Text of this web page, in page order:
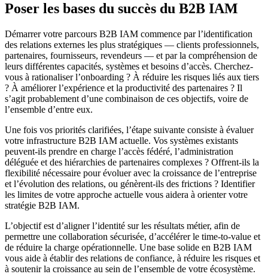
Poser les bases du succès du B2B IAM
Démarrer votre parcours B2B IAM commence par l’identification
des relations externes les plus stratégiques — clients professionnels,
partenaires, fournisseurs, revendeurs — et par la compréhension de
leurs différentes capacités, systèmes et besoins d’accès. Cherchez-
vous à rationaliser l’onboarding ? À réduire les risques liés aux tiers
? À améliorer l’expérience et la productivité des partenaires ? Il
s’agit probablement d’une combinaison de ces objectifs, voire de
l’ensemble d’entre eux.
Une fois vos priorités clarifiées, l’étape suivante consiste à évaluer
votre infrastructure B2B IAM actuelle. Vos systèmes existants
peuvent-ils prendre en charge l’accès fédéré, l’administration
déléguée et des hiérarchies de partenaires complexes ? Offrent-ils la
flexibilité nécessaire pour évoluer avec la croissance de l’entreprise
et l’évolution des relations, ou génèrent-ils des frictions ? Identifier
les limites de votre approche actuelle vous aidera à orienter votre
stratégie B2B IAM.
L’objectif est d’aligner l’identité sur les résultats métier, afin de
permettre une collaboration sécurisée, d’accélérer le time-to-value et
de réduire la charge opérationnelle. Une base solide en B2B IAM
vous aide à établir des relations de confiance, à réduire les risques et
à soutenir la croissance au sein de l’ensemble de votre écosystème.